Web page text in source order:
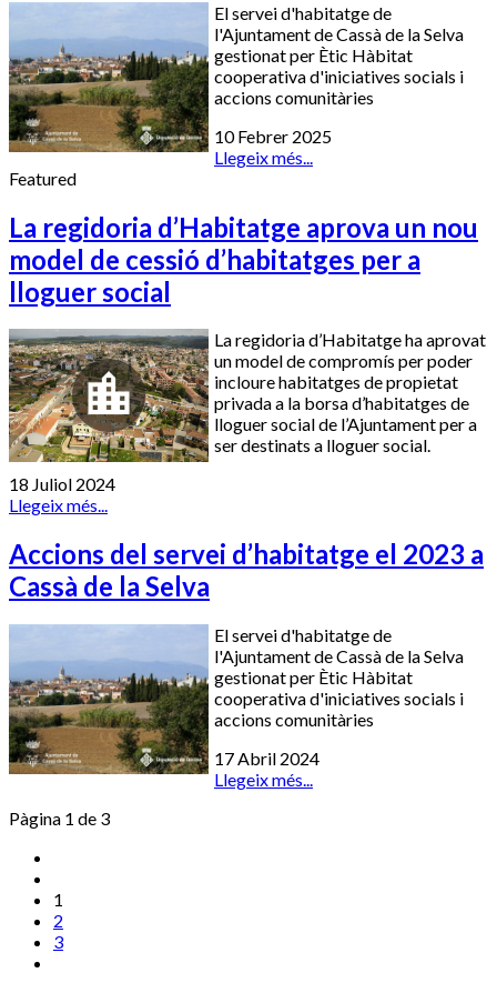
El servei d'habitatge de
l'Ajuntament de Cassà de la Selva
gestionat per Ètic Hàbitat
cooperativa d'iniciatives socials i
accions comunitàries
10 Febrer 2025
Llegeix més...
Featured
La regidoria d’Habitatge aprova un nou
model de cessió d’habitatges per a
lloguer social
La regidoria d’Habitatge ha aprovat
un model de compromís per poder
incloure habitatges de propietat
privada a la borsa d’habitatges de
lloguer social de l’Ajuntament per a
ser destinats a lloguer social.
18 Juliol 2024
Llegeix més...
Accions del servei d’habitatge el 2023 a
Cassà de la Selva
El servei d'habitatge de
l'Ajuntament de Cassà de la Selva
gestionat per Ètic Hàbitat
cooperativa d'iniciatives socials i
accions comunitàries
17 Abril 2024
Llegeix més...
Pàgina 1 de 3
1
2
3